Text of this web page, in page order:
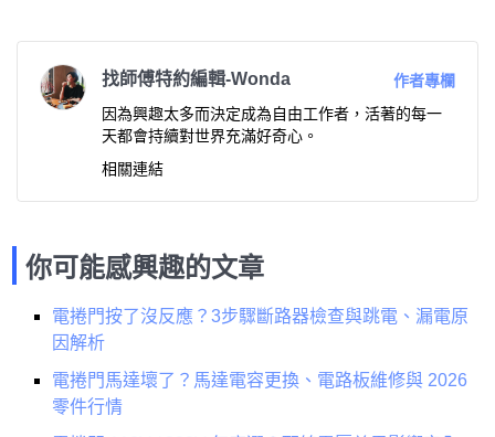
找師傅特約編輯-Wonda
作者專欄
因為興趣太多而決定成為自由工作者，活著的每一
天都會持續對世界充滿好奇心。
相關連結
你可能感興趣的文章
電捲門按了沒反應？3步驟斷路器檢查與跳電、漏電原
因解析
電捲門馬達壞了？馬達電容更換、電路板維修與 2026
零件行情